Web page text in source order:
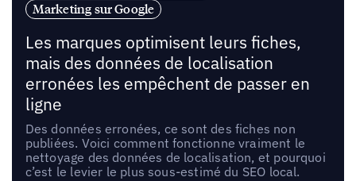
Marketing sur Google
Les marques optimisent leurs fiches,
mais des données de localisation
erronées les empêchent de passer en
ligne
Des données erronées, ce sont des fiches non
publiées. Voici comment fonctionne vraiment le
nettoyage des données de localisation, et pourquoi
c’est le levier le plus sous-estimé du SEO local.